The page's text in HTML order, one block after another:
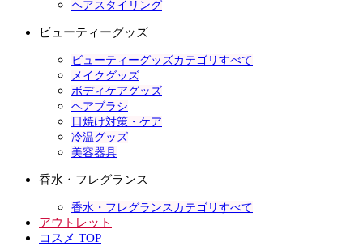
ヘアスタイリング
ビューティーグッズ
ビューティーグッズカテゴリすべて
メイクグッズ
ボディケアグッズ
ヘアブラシ
日焼け対策・ケア
冷温グッズ
美容器具
香水・フレグランス
香水・フレグランスカテゴリすべて
アウトレット
コスメ TOP